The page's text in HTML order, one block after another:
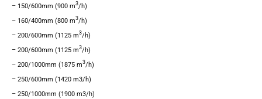
– 150/600mm (900 m3/h)
– 160/400mm (800 m3/h)
– 200/600mm (1125 m3/h)
– 200/600mm (1125 m3/h)
– 200/1000mm (1875 m3/h)
– 250/600mm (1420 m3/h)
– 250/1000mm (1900 m3/h)